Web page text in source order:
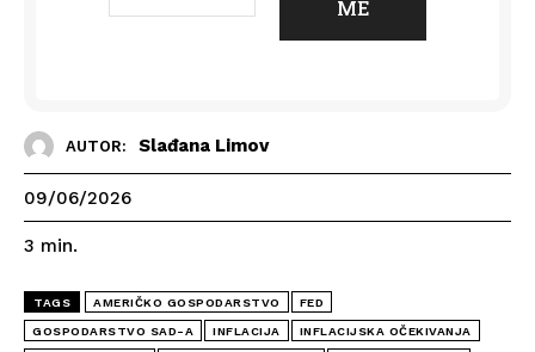
AUTOR: Slađana Limov
09/06/2026
3 min.
TAGS AMERIČKO GOSPODARSTVO FED
GOSPODARSTVO SAD-A INFLACIJA INFLACIJSKA OČEKIVANJA